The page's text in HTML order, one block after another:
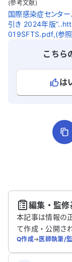
(参考文献)
国際感染症センタ
引き 2024年版
019SFTS.pdf,(参
こちら
は
こちらは送信
編集・監修
本記事は情報の
て作成・公開さ
Q作成➔医師執筆/